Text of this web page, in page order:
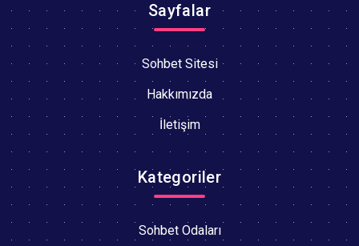
Sayfalar
Sohbet Sitesi
Hakkımızda
İletişim
Kategoriler
Sohbet Odaları